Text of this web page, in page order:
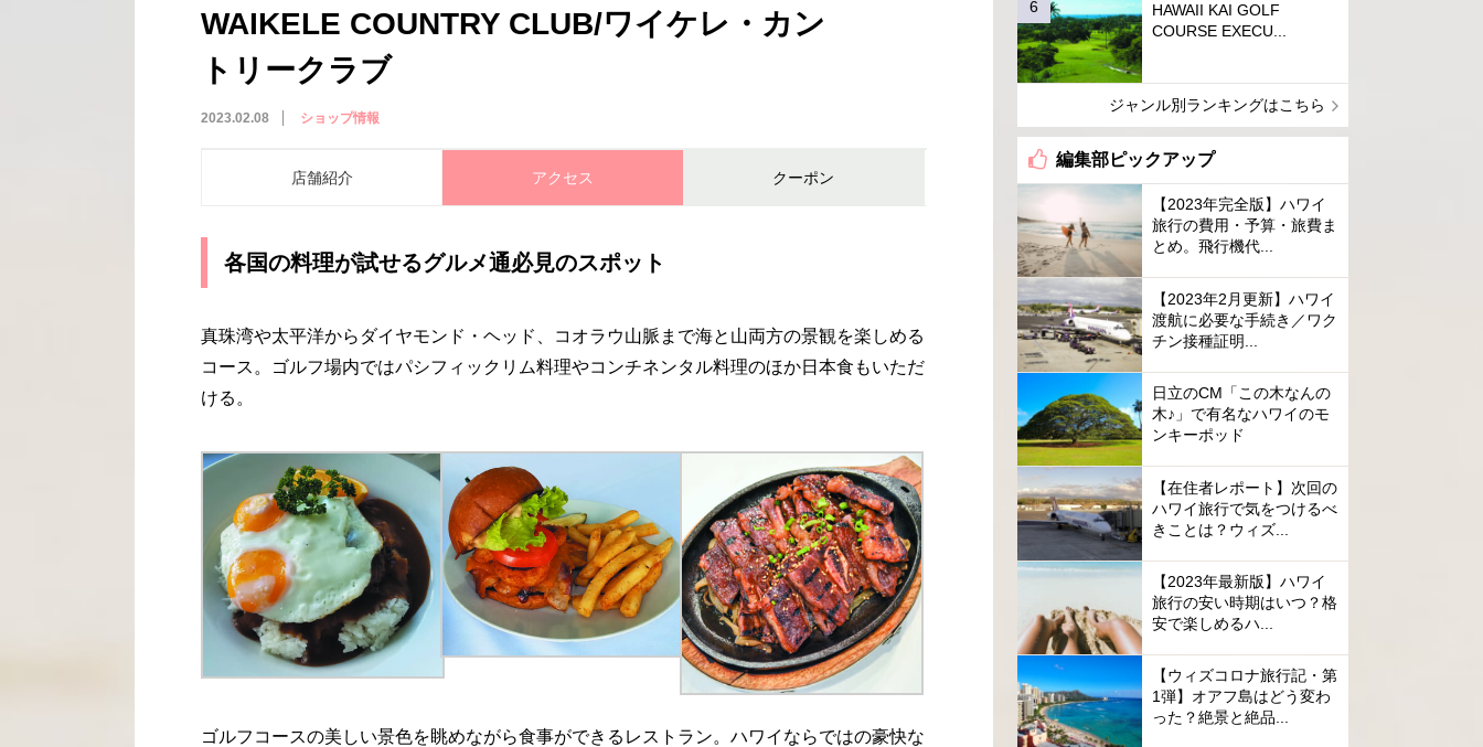
WAIKELE COUNTRY CLUB/ワイケレ・カン
トリークラブ
2023.02.08 ショップ情報
店舗紹介 アクセス クーポン
各国の料理が試せるグルメ通必見のスポット
真珠湾や太平洋からダイヤモンド・ヘッド、コオラウ山脈まで海と山両方の景観を楽しめる
コース。ゴルフ場内ではパシフィックリム料理やコンチネンタル料理のほか日本食もいただ
ける。
ゴルフコースの美しい景色を眺めながら食事ができるレストラン。ハワイならではの豪快な
HAWAII KAI GOLF
COURSE EXECU...
ジャンル別ランキングはこちら
編集部ピックアップ
【2023年完全版】ハワイ
旅行の費用・予算・旅費ま
とめ。飛行機代...
【2023年2月更新】ハワイ
渡航に必要な手続き／ワク
チン接種証明...
日立のCM「この木なんの
木♪」で有名なハワイのモ
ンキーポッド
【在住者レポート】次回の
ハワイ旅行で気をつけるべ
きことは？ウィズ...
【2023年最新版】ハワイ
旅行の安い時期はいつ？格
安で楽しめるハ...
【ウィズコロナ旅行記・第
1弾】オアフ島はどう変わ
った？絶景と絶品...